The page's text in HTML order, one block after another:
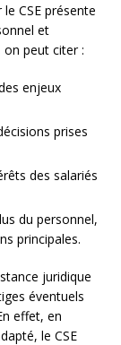
le CSE présente
et
on peut citer :
enjeux
prises
des salariés
du personnel,
principales.
juridique
éventuels
effet, en
le CSE